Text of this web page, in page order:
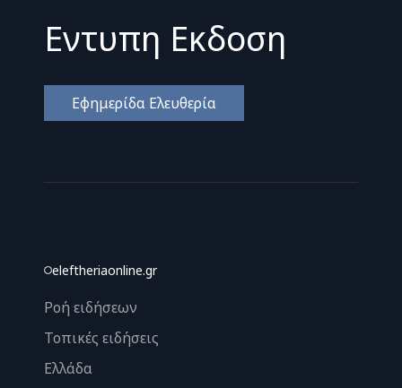
Εντυπη Εκδοση
Εφημερίδα Ελευθερία
eleftheriaonline.gr
Ροή ειδήσεων
Τοπικές ειδήσεις
Ελλάδα